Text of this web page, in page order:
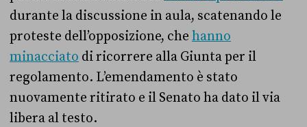
durante la discussione in aula, scatenando le
proteste dell’opposizione, che hanno
minacciato di ricorrere alla Giunta per il
regolamento. L’emendamento è stato
nuovamente ritirato e il Senato ha dato il via
libera al testo.